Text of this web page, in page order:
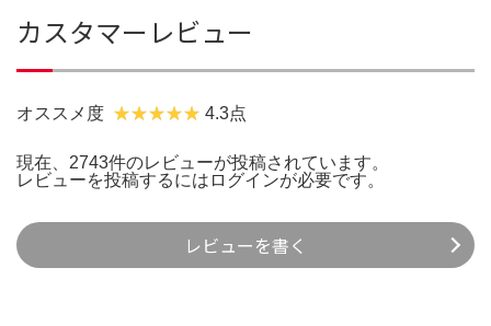
カスタマーレビュー
オススメ度 4.3点
現在、2743件のレビューが投稿されています。
レビューを投稿するには ログインが必要です。
レビューを書く